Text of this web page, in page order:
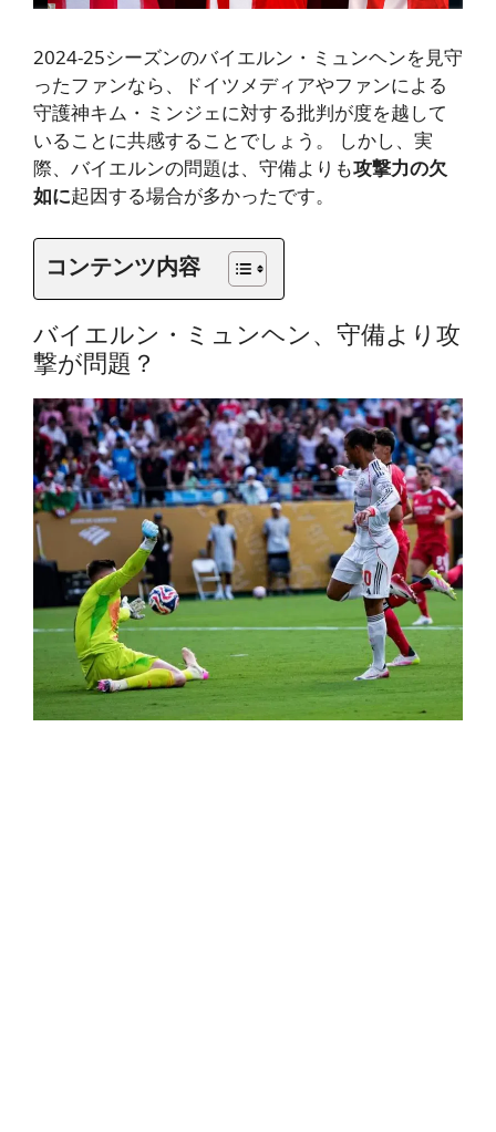
2024-25シーズンのバイエルン・ミュンヘンを見守
ったファンなら、ドイツメディアやファンによる
守護神キム・ミンジェに対する批判が度を越して
いることに共感することでしょう。 しかし、実
際、バイエルンの問題は、守備よりも攻撃力の欠
如に起因する場合が多かったです。
コンテンツ内容
バイエルン・ミュンヘン、守備より攻
撃が問題？